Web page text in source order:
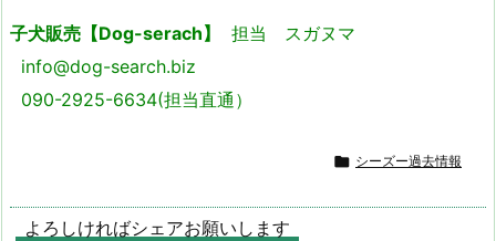
子犬販売【Dog-serach】
担当 スガヌマ
info@dog-search.biz
090-2925-6634(担当直通）
 シーズー過去情報
よろしければシェアお願いします